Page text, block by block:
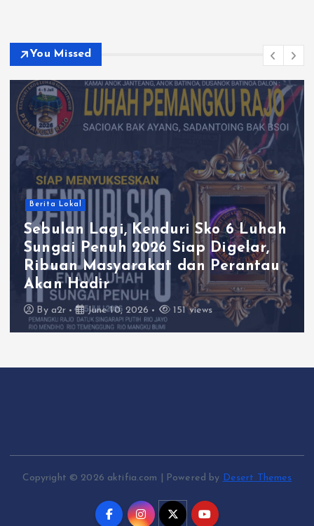
You Missed
Berita Lokal
Sebulan Lagi, Kenduri Sko 6 Luhah
Sungai Penuh 2026 Siap Digelar,
Ribuan Masyarakat dan Perantau
Akan Hadir
By a2r June 10, 2026 151 views
Copyright © 2026 aktifia.com | Powered by Desert Themes